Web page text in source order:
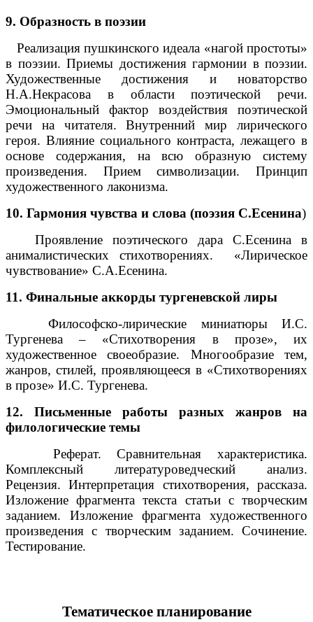
9. Образность в поэзии
Реализация пушкинского идеала «нагой простоты»
в поэзии. Приемы достижения гармонии в поэзии.
Художественные достижения и новаторство
Н.А.Некрасова в области поэтической речи.
Эмоциональный фактор воздействия поэтической
речи на читателя. Внутренний мир лирического
героя. Влияние социального контраста, лежащего в
основе содержания, на всю образную систему
произведения. Прием символизации. Принцип
художественного лаконизма.
10. Гармония чувства и слова (поэзия С.Есенина)
Проявление поэтического дара С.Есенина в
анималистических стихотворениях. «Лирическое
чувствование» С.А.Есенина.
11. Финальные аккорды тургеневской лиры
Философско-лирические миниатюры И.С.
Тургенева – «Стихотворения в прозе», их
художественное своеобразие. Многообразие тем,
жанров, стилей, проявляющееся в «Стихотворениях
в прозе» И.С. Тургенева.
12. Письменные работы разных жанров на
филологические темы
Реферат. Сравнительная характеристика.
Комплексный литературоведческий анализ.
Рецензия. Интерпретация стихотворения, рассказа.
Изложение фрагмента текста статьи с творческим
заданием. Изложение фрагмента художественного
произведения с творческим заданием. Сочинение.
Тестирование.
Тематическое планирование